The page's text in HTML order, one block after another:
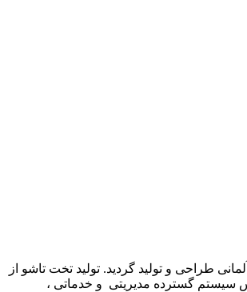
اولین نمونه این محصول با استفاده از جک های آلمانی طراحی و تولید گردید. تولید تخت تاشو از
کمجاچوب (سهامی خاص) بر اساس سیستم گسترده مدیریتی و خدماتی ،